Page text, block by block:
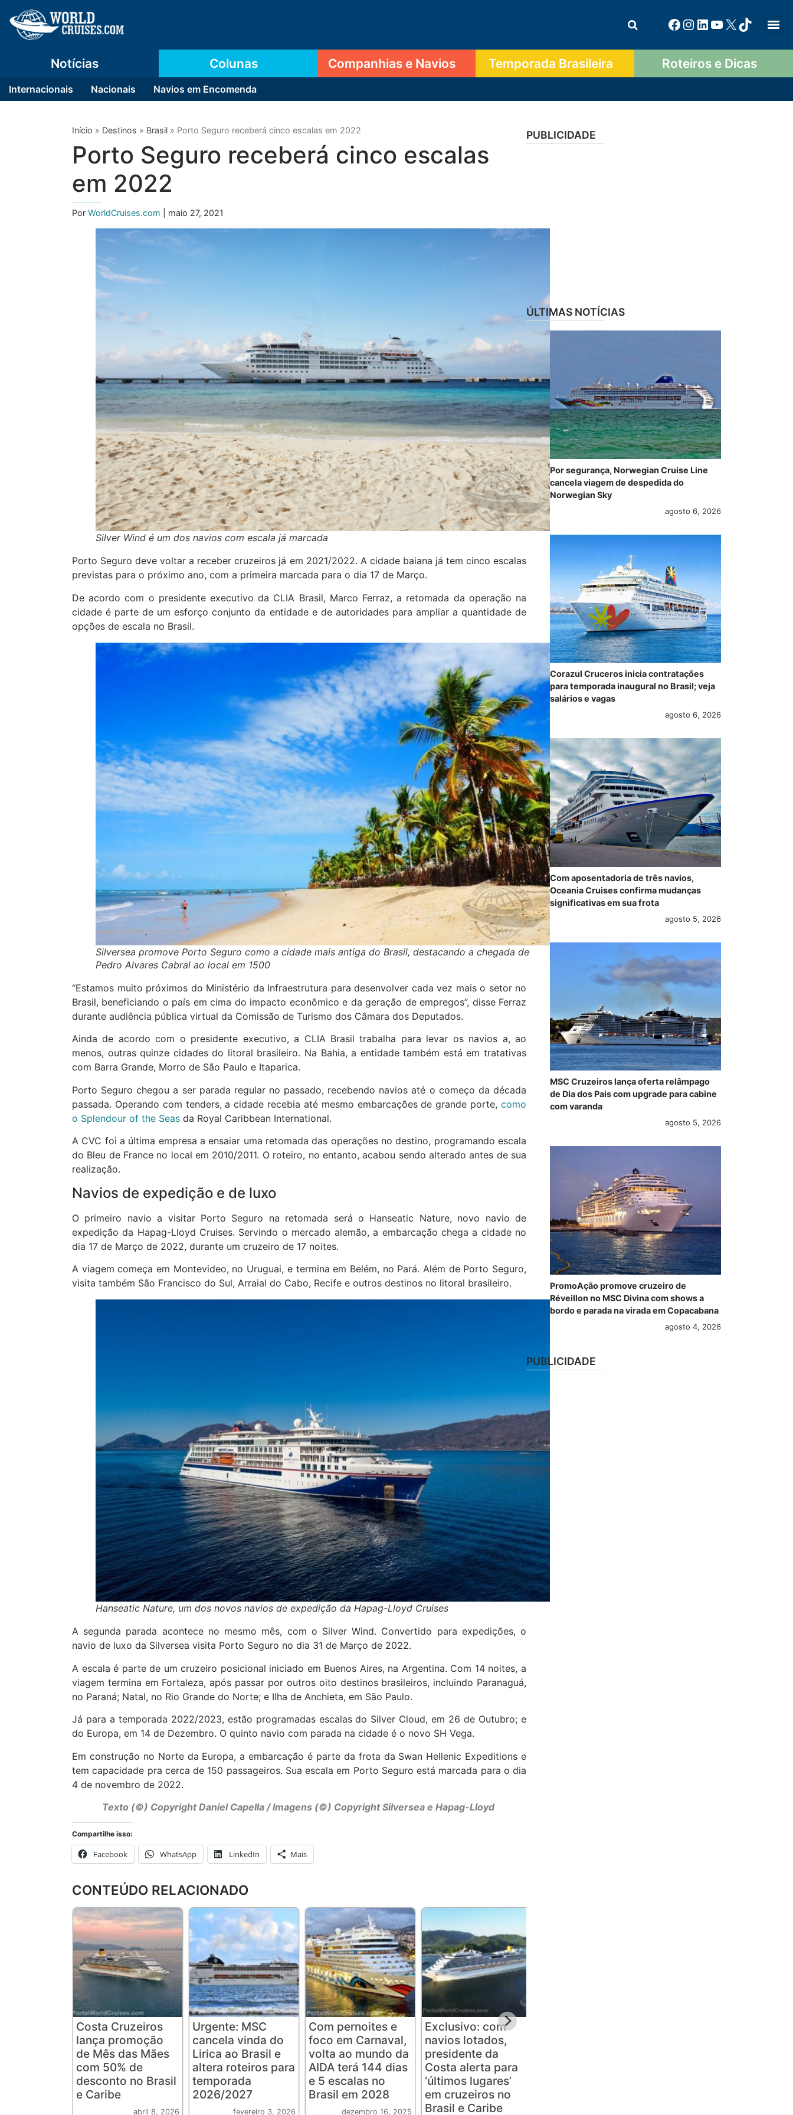
Notícias
Internacionais Nacionais Navios em Encomenda
Colunas Companhias e Navios Temporada Brasileira Roteiros e Dicas
Início » Destinos » Brasil » Porto Seguro receberá cinco escalas em 2022
Porto Seguro receberá cinco escalas
em 2022
Por WorldCruises.com | maio 27, 2021
Silver Wind é um dos navios com escala já marcada
Porto Seguro deve voltar a receber cruzeiros já em 2021/2022. A cidade baiana já tem cinco escalas
previstas para o próximo ano, com a primeira marcada para o dia 17 de Março.
De acordo com o presidente executivo da CLIA Brasil, Marco Ferraz, a retomada da operação na
cidade é parte de um esforço conjunto da entidade e de autoridades para ampliar a quantidade de
opções de escala no Brasil.
Silversea promove Porto Seguro como a cidade mais antiga do Brasil, destacando a chegada de
Pedro Alvares Cabral ao local em 1500
“Estamos muito próximos do Ministério da Infraestrutura para desenvolver cada vez mais o setor no
Brasil, beneficiando o país em cima do impacto econômico e da geração de empregos”, disse Ferraz
durante audiência pública virtual da Comissão de Turismo dos Câmara dos Deputados.
Ainda de acordo com o presidente executivo, a CLIA Brasil trabalha para levar os navios a, ao
menos, outras quinze cidades do litoral brasileiro. Na Bahia, a entidade também está em tratativas
com Barra Grande, Morro de São Paulo e Itaparica.
Porto Seguro chegou a ser parada regular no passado, recebendo navios até o começo da década
passada. Operando com tenders, a cidade recebia até mesmo embarcações de grande porte, como
o Splendour of the Seas da Royal Caribbean International.
A CVC foi a última empresa a ensaiar uma retomada das operações no destino, programando escala
do Bleu de France no local em 2010/2011. O roteiro, no entanto, acabou sendo alterado antes de sua
realização.
Navios de expedição e de luxo
O primeiro navio a visitar Porto Seguro na retomada será o Hanseatic Nature, novo navio de
expedição da Hapag-Lloyd Cruises. Servindo o mercado alemão, a embarcação chega a cidade no
dia 17 de Março de 2022, durante um cruzeiro de 17 noites.
A viagem começa em Montevideo, no Uruguai, e termina em Belém, no Pará. Além de Porto Seguro,
visita também São Francisco do Sul, Arraial do Cabo, Recife e outros destinos no litoral brasileiro.
Hanseatic Nature, um dos novos navios de expedição da Hapag-Lloyd Cruises
A segunda parada acontece no mesmo mês, com o Silver Wind. Convertido para expedições, o
navio de luxo da Silversea visita Porto Seguro no dia 31 de Março de 2022.
A escala é parte de um cruzeiro posicional iniciado em Buenos Aires, na Argentina. Com 14 noites, a
viagem termina em Fortaleza, após passar por outros oito destinos brasileiros, incluindo Paranaguá,
no Paraná; Natal, no Rio Grande do Norte; e Ilha de Anchieta, em São Paulo.
Já para a temporada 2022/2023, estão programadas escalas do Silver Cloud, em 26 de Outubro; e
do Europa, em 14 de Dezembro. O quinto navio com parada na cidade é o novo SH Vega.
Em construção no Norte da Europa, a embarcação é parte da frota da Swan Hellenic Expeditions e
tem capacidade pra cerca de 150 passageiros. Sua escala em Porto Seguro está marcada para o dia
4 de novembro de 2022.
Texto (©) Copyright Daniel Capella / Imagens (©) Copyright Silversea e Hapag-Lloyd
Compartilhe isso:
Facebook WhatsApp LinkedIn Mais
CONTEÚDO RELACIONADO
Costa Cruzeiros
lança promoção
de Mês das Mães
com 50% de
desconto no Brasil
e Caribe
abril 8, 2026
Urgente: MSC
cancela vinda do
Lirica ao Brasil e
altera roteiros para
temporada
2026/2027
fevereiro 3, 2026
Com pernoites e
foco em Carnaval,
volta ao mundo da
AIDA terá 144 dias
e 5 escalas no
Brasil em 2028
dezembro 16, 2025
Exclusivo: com
navios lotados,
presidente da
Costa alerta para
‘últimos lugares’
em cruzeiros no
Brasil e Caribe
PUBLICIDADE
ÚLTIMAS NOTÍCIAS
Por segurança, Norwegian Cruise Line
cancela viagem de despedida do
Norwegian Sky
agosto 6, 2026
Corazul Cruceros inicia contratações
para temporada inaugural no Brasil; veja
salários e vagas
agosto 6, 2026
Com aposentadoria de três navios,
Oceania Cruises confirma mudanças
significativas em sua frota
agosto 5, 2026
MSC Cruzeiros lança oferta relâmpago
de Dia dos Pais com upgrade para cabine
com varanda
agosto 5, 2026
PromoAção promove cruzeiro de
Réveillon no MSC Divina com shows a
bordo e parada na virada em Copacabana
agosto 4, 2026
PUBLICIDADE